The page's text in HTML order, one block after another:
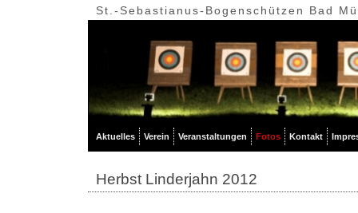
St.-Sebastianus-Bogenschützen Bad
Aktuelles Verein Veranstaltungen Fotos Kontakt
Herbst Linderjahn 2012